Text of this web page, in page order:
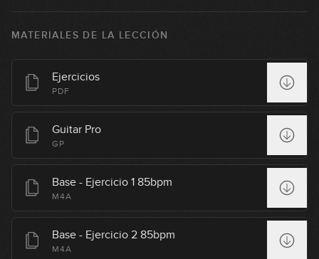
MATERIALES DE LA LECCIÓN
Ejercicios
PDF
Guitar Pro
GP
Base - Ejercicio 1 85bpm
M4A
Base - Ejercicio 2 85bpm
M4A
1
Uso de números romanos con
2
Uso de números romanos con
acordes cuatríadas: Ejemplos
3
08:02
Acordes cuatríadas CAGED: Parte
4
Acordes cuatríadas CAGED: Parte